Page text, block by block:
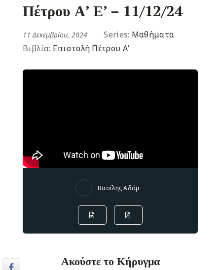
Πέτρου Α’ Ε’ – 11/12/24
11 Δεκεμβρίου, 2024 Series: Μαθήματα
Βιβλία: Επιστολή Πέτρου Α'
Βασίλης Αδάμ
Ακούστε το Κήρυγμα